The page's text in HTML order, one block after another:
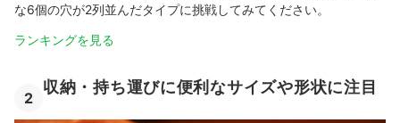
な6個の穴が2列並んだタイプに挑戦してみてください。
ランキングを見る
2
収納・持ち運びに便利なサイズや形状に注目